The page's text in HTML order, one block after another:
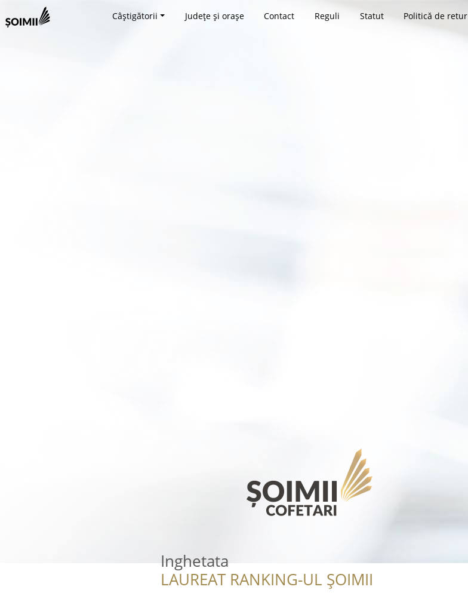
Câștigătorii Județe și orașe Contact Reguli Statut Politică de retur
Inghetata
LAUREAT RANKING-UL ȘOIMII